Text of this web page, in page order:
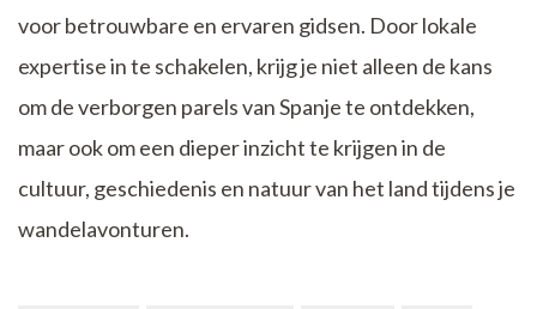
voor betrouwbare en ervaren gidsen. Door lokale
expertise in te schakelen, krijg je niet alleen de kans
om de verborgen parels van Spanje te ontdekken,
maar ook om een dieper inzicht te krijgen in de
cultuur, geschiedenis en natuur van het land tijdens je
wandelavonturen.